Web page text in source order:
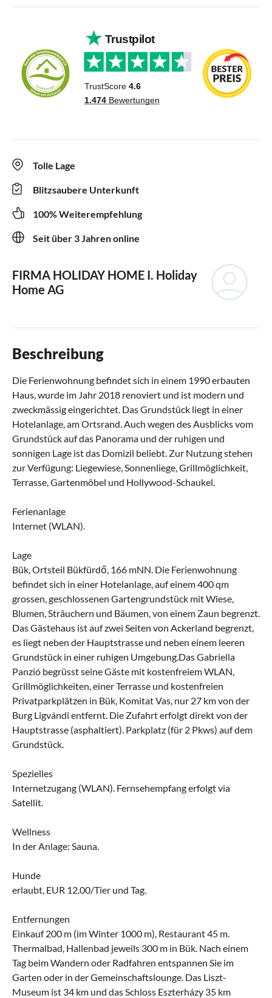
Tolle Lage
Blitzsaubere Unterkunft
100% Weiterempfehlung
Seit über 3 Jahren online
FIRMA HOLIDAY HOME I. Holiday
Home AG
Beschreibung
Die Ferienwohnung befindet sich in einem 1990 erbauten
Haus, wurde im Jahr 2018 renoviert und ist modern und
zweckmässig eingerichtet. Das Grundstück liegt in einer
Hotelanlage, am Ortsrand. Auch wegen des Ausblicks vom
Grundstück auf das Panorama und der ruhigen und
sonnigen Lage ist das Domizil beliebt. Zur Nutzung stehen
zur Verfügung: Liegewiese, Sonnenliege, Grillmöglichkeit,
Terrasse, Gartenmöbel und Hollywood-Schaukel.
Ferienanlage
Internet (WLAN).
Lage
Bük, Ortsteil Bükfürdő, 166 mNN. Die Ferienwohnung
befindet sich in einer Hotelanlage, auf einem 400 qm
grossen, geschlossenen Gartengrundstück mit Wiese,
Blumen, Sträuchern und Bäumen, von einem Zaun begrenzt.
Das Gästehaus ist auf zwei Seiten von Ackerland begrenzt,
es liegt neben der Hauptstrasse und neben einem leeren
Grundstück in einer ruhigen Umgebung.Das Gabriella
Panzió begrüsst seine Gäste mit kostenfreiem WLAN,
Grillmöglichkeiten, einer Terrasse und kostenfreien
Privatparkplätzen in Bük, Komitat Vas, nur 27 km von der
Burg Ligvándi entfernt. Die Zufahrt erfolgt direkt von der
Hauptstrasse (asphaltiert). Parkplatz (für 2 Pkws) auf dem
Grundstück.
Spezielles
Internetzugang (WLAN). Fernsehempfang erfolgt via
Satellit.
Wellness
In der Anlage: Sauna.
Hunde
erlaubt, EUR 12.00/Tier und Tag.
Entfernungen
Einkauf 200 m (im Winter 1000 m), Restaurant 45 m.
Thermalbad, Hallenbad jeweils 300 m in Bük. Nach einem
Tag beim Wandern oder Radfahren entspannen Sie im
Garten oder in der Gemeinschaftslounge. Das Liszt-
Museum ist 34 km und das Schloss Eszterházy 35 km